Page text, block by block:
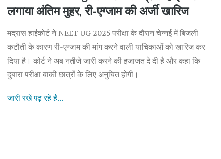
लगाया अंतिम मुहर, री-एग्जाम की अर्जी खारिज
मद्रास हाईकोर्ट ने NEET UG 2025 परीक्षा के दौरान चेन्नई में बिजली
कटौती के कारण री-एग्जाम की मांग करने वाली याचिकाओं को खारिज कर
दिया है। कोर्ट ने अब नतीजे जारी करने की इजाजत दे दी है और कहा कि
दुबारा परीक्षा बाकी छात्रों के लिए अनुचित होगी।
जारी रखें पढ़ रहे हैं...